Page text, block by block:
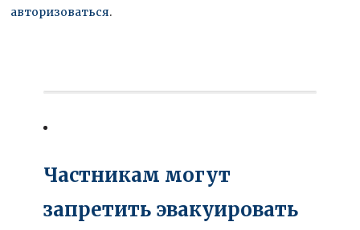
авторизоваться.
Частникам могут
запретить эвакуировать